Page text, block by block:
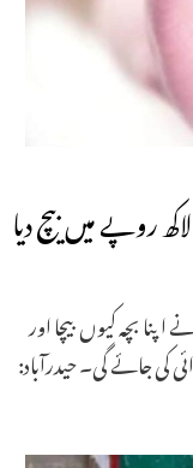
بچہ کیوں بیچا اور
جائے گی۔ حیدرآباد: